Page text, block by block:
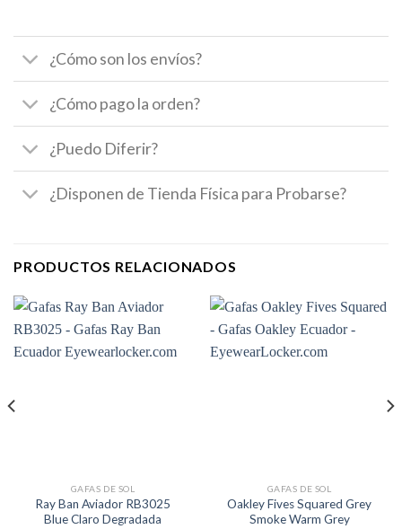
¿Cómo son los envíos?
¿Cómo pago la orden?
¿Puedo Diferir?
¿Disponen de Tienda Física para Probarse?
PRODUCTOS RELACIONADOS
GAFAS DE SOL
Ray Ban Aviador RB3025
Blue Claro Degradada
GAFAS DE SOL
Oakley Fives Squared Grey
Smoke Warm Grey